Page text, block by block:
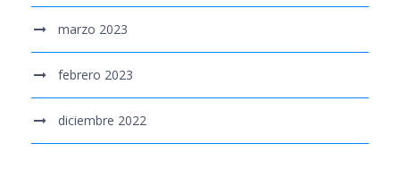
marzo 2023
febrero 2023
diciembre 2022